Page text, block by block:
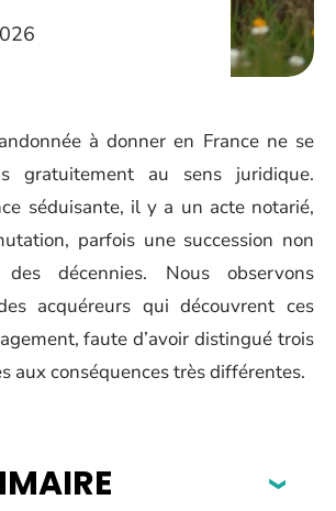
à donner en France ne se
gratuitement au sens juridique.
séduisante, il y a un acte notarié,
parfois une succession non
décennies. Nous observons
acquéreurs qui découvrent ces
faute d’avoir distingué trois
aux conséquences très différentes.